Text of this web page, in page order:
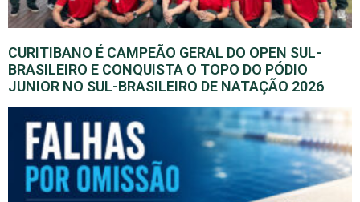
CURITIBANO É CAMPEÃO GERAL DO OPEN SUL-
BRASILEIRO E CONQUISTA O TOPO DO PÓDIO
JUNIOR NO SUL-BRASILEIRO DE NATAÇÃO 2026